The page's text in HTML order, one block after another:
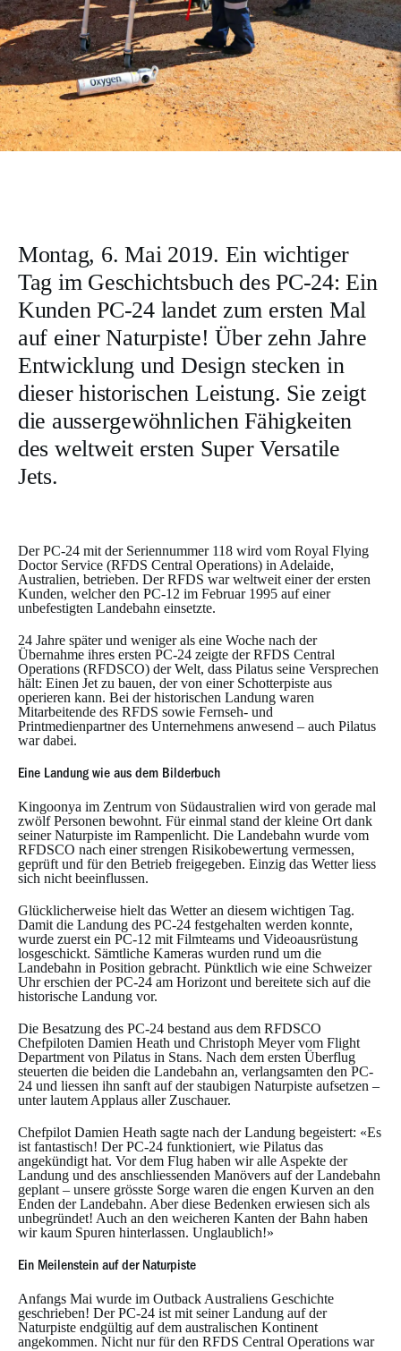
Montag, 6. Mai 2019. Ein wichtiger
Tag im Geschichtsbuch des PC-24: Ein
Kunden PC-24 landet zum ersten Mal
auf einer Naturpiste! Über zehn Jahre
Entwicklung und Design stecken in
dieser historischen Leistung. Sie zeigt
die aussergewöhnlichen Fähigkeiten
des weltweit ersten Super Versatile
Jets.
Der PC-24 mit der Seriennummer 118 wird vom Royal Flying
Doctor Service (RFDS Central Operations) in Adelaide,
Australien, betrieben. Der RFDS war weltweit einer der ersten
Kunden, welcher den PC-12 im Februar 1995 auf einer
unbefestigten Landebahn einsetzte.
24 Jahre später und weniger als eine Woche nach der
Übernahme ihres ersten PC-24 zeigte der RFDS Central
Operations (RFDSCO) der Welt, dass Pilatus seine Versprechen
hält: Einen Jet zu bauen, der von einer Schotterpiste aus
operieren kann. Bei der historischen Landung waren
Mitarbeitende des RFDS sowie Fernseh- und
Printmedienpartner des Unternehmens anwesend – auch Pilatus
war dabei.
Eine Landung wie aus dem Bilderbuch
Kingoonya im Zentrum von Südaustralien wird von gerade mal
zwölf Personen bewohnt. Für einmal stand der kleine Ort dank
seiner Naturpiste im Rampenlicht. Die Landebahn wurde vom
RFDSCO nach einer strengen Risikobewertung vermessen,
geprüft und für den Betrieb freigegeben. Einzig das Wetter liess
sich nicht beeinflussen.
Glücklicherweise hielt das Wetter an diesem wichtigen Tag.
Damit die Landung des PC-24 festgehalten werden konnte,
wurde zuerst ein PC-12 mit Filmteams und Videoausrüstung
losgeschickt. Sämtliche Kameras wurden rund um die
Landebahn in Position gebracht. Pünktlich wie eine Schweizer
Uhr erschien der PC-24 am Horizont und bereitete sich auf die
historische Landung vor.
Die Besatzung des PC-24 bestand aus dem RFDSCO
Chefpiloten Damien Heath und Christoph Meyer vom Flight
Department von Pilatus in Stans. Nach dem ersten Überflug
steuerten die beiden die Landebahn an, verlangsamten den PC-
24 und liessen ihn sanft auf der staubigen Naturpiste aufsetzen –
unter lautem Applaus aller Zuschauer.
Chefpilot Damien Heath sagte nach der Landung begeistert: «Es
ist fantastisch! Der PC-24 funktioniert, wie Pilatus das
angekündigt hat. Vor dem Flug haben wir alle Aspekte der
Landung und des anschliessenden Manövers auf der Landebahn
geplant – unsere grösste Sorge waren die engen Kurven an den
Enden der Landebahn. Aber diese Bedenken erwiesen sich als
unbegründet! Auch an den weicheren Kanten der Bahn haben
wir kaum Spuren hinterlassen. Unglaublich!»
Ein Meilenstein auf der Naturpiste
Anfangs Mai wurde im Outback Australiens Geschichte
geschrieben! Der PC-24 ist mit seiner Landung auf der
Naturpiste endgültig auf dem australischen Kontinent
angekommen. Nicht nur für den RFDS Central Operations war